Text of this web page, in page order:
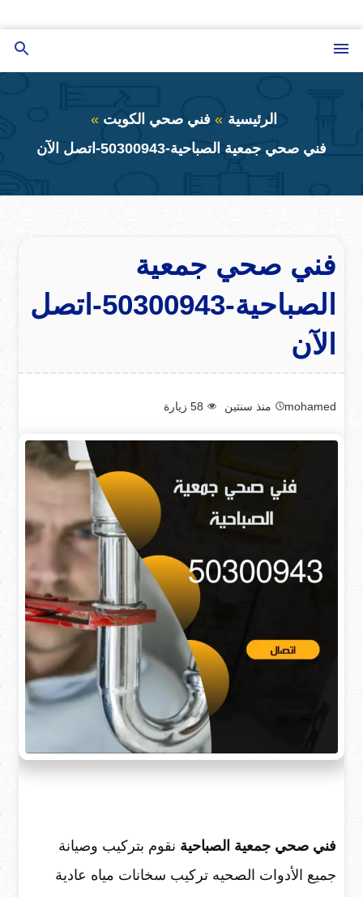
إلى
المحتوى
الرئيسية
فني صحي الكويت
فني صحي جمعية الصباحية-50300943-اتصل الآن
فني صحي جمعية
الصباحية-50300943-اتصل
الآن
mohamed منذ سنتين 58 زيارة
فني صحي جمعية الصباحية نقوم بتركيب وصيانة
جميع الأدوات الصحيه تركيب سخانات مياه عادية